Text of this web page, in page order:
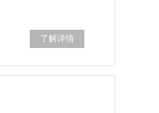
了解详情